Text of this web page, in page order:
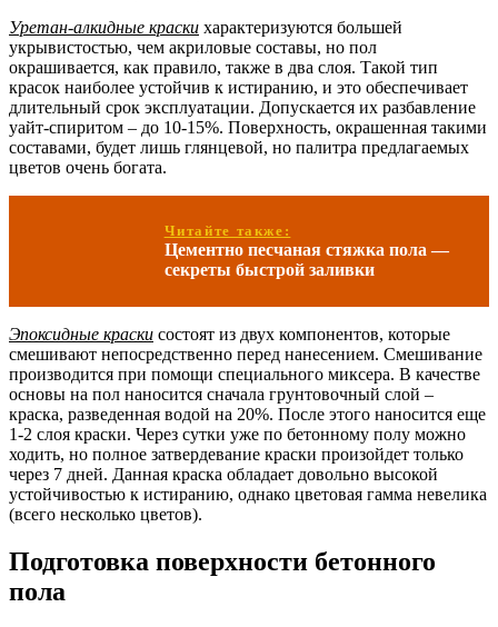
Уретан-алкидные краски характеризуются большей
укрывистостью, чем акриловые составы, но пол
окрашивается, как правило, также в два слоя. Такой тип
красок наиболее устойчив к истиранию, и это обеспечивает
длительный срок эксплуатации. Допускается их разбавление
уайт-спиритом – до 10-15%. Поверхность, окрашенная такими
составами, будет лишь глянцевой, но палитра предлагаемых
цветов очень богата.
Читайте также:
Цементно песчаная стяжка пола —
секреты быстрой заливки
Эпоксидные краски состоят из двух компонентов, которые
смешивают непосредственно перед нанесением. Смешивание
производится при помощи специального миксера. В качестве
основы на пол наносится сначала грунтовочный слой –
краска, разведенная водой на 20%. После этого наносится еще
1-2 слоя краски. Через сутки уже по бетонному полу можно
ходить, но полное затвердевание краски произойдет только
через 7 дней. Данная краска обладает довольно высокой
устойчивостью к истиранию, однако цветовая гамма невелика
(всего несколько цветов).
Подготовка поверхности бетонного
пола